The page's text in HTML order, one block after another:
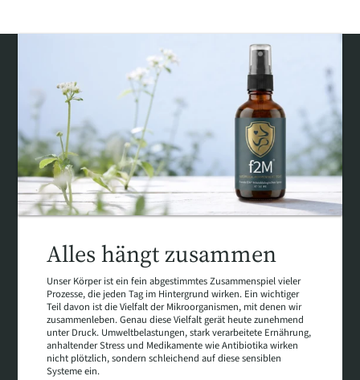
Alles hängt zusammen
Unser Körper ist ein fein abgestimmtes Zusammenspiel vieler
Prozesse, die jeden Tag im Hintergrund wirken. Ein wichtiger
Teil davon ist die Vielfalt der Mikroorganismen, mit denen wir
zusammenleben. Genau diese Vielfalt gerät heute zunehmend
unter Druck. Umweltbelastungen, stark verarbeitete Ernährung,
anhaltender Stress und Medikamente wie Antibiotika wirken
nicht plötzlich, sondern schleichend auf diese sensiblen
Systeme ein.